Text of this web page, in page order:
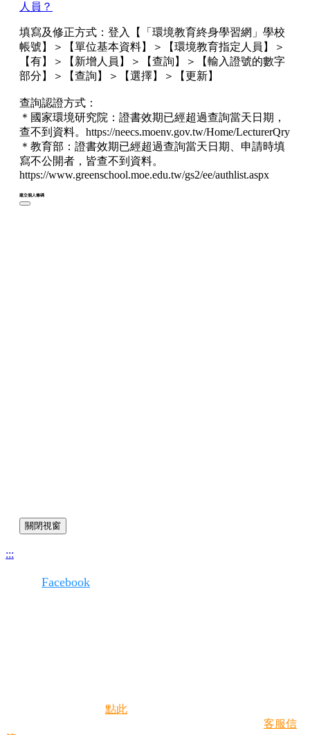
人員？
填寫及修正方式：登入【「環境教育終身學習網」學校
帳號】＞【單位基本資料】＞【環境教育指定人員】＞
【有】＞【新增人員】＞【查詢】＞【輸入證號的數字
部分】＞【查詢】＞【選擇】＞【更新】
查詢認證方式：
＊國家環境研究院：證書效期已經超過查詢當天日期，
查不到資料。https://neecs.moenv.gov.tw/Home/LecturerQry
＊教育部：證書效期已經超過查詢當天日期、申請時填
寫不公開者，皆查不到資料。
https://www.greenschool.moe.edu.tw/gs2/ee/authlist.aspx
建立個人條碼
關閉視窗
:::
Facebook
點此
客服信